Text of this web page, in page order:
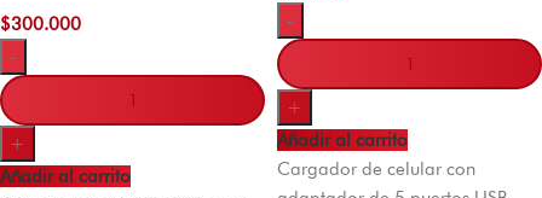
$300.000
-
+
Añadir al carrito
-
+
Añadir al carrito
Cargador de celular con